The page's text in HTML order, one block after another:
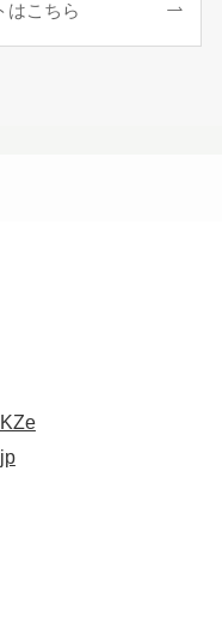
はこちら